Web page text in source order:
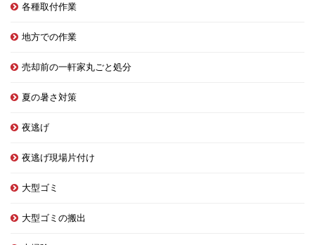
各種取付作業
地方での作業
売却前の一軒家丸ごと処分
夏の暑さ対策
夜逃げ
夜逃げ現場片付け
大型ゴミ
大型ゴミの搬出